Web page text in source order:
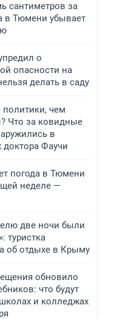
сантиметров за
в Тюмени убывает
о
опасности на
делать в саду
чем
Что за ковидные
в
доктора Фаучи
погода в Тюмени
неделе —
две ночи были
туристка
об отдыхе в Крыму
обновило
что будут
и колледжах